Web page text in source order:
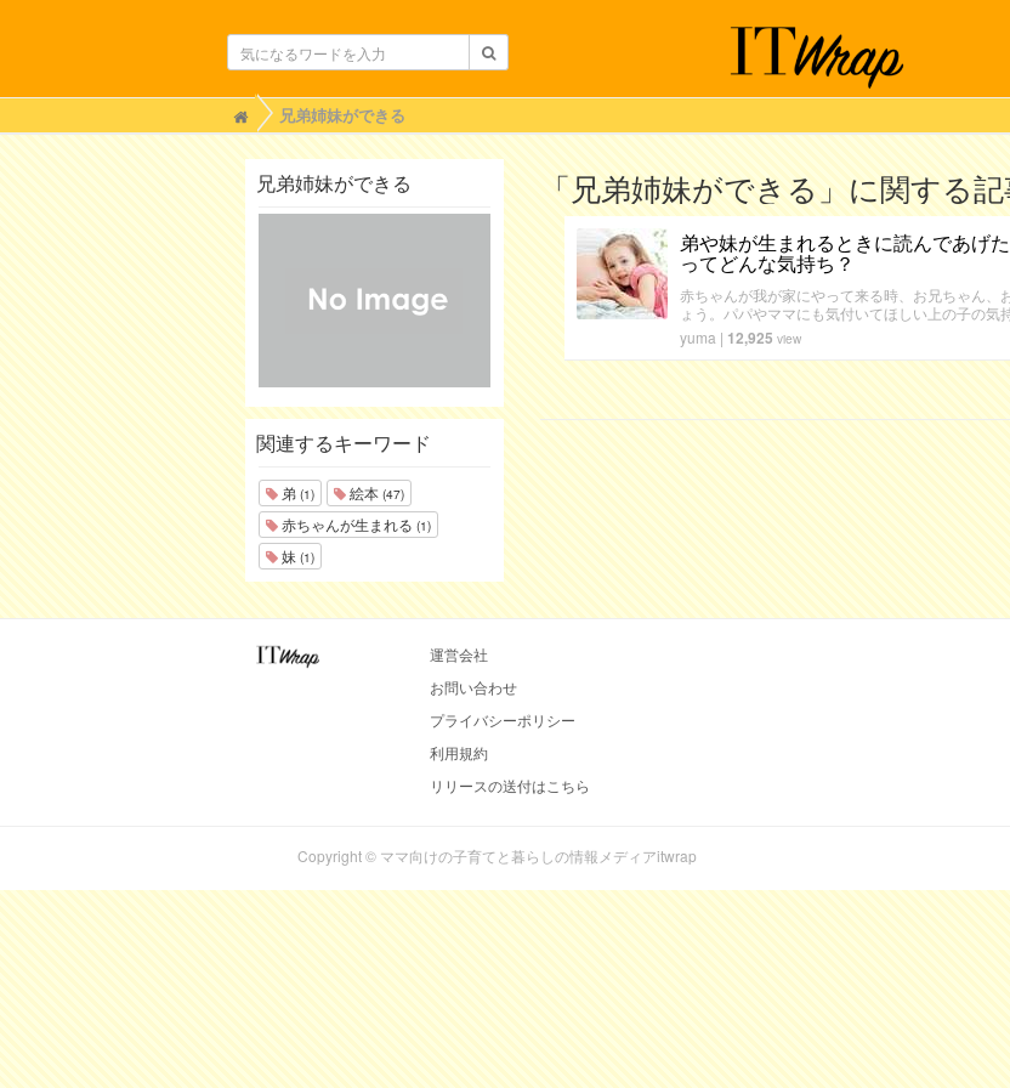
H
o
m
兄弟姉妹ができる
兄弟姉妹ができる
関連するキーワード
弟 (1) 絵本 (47)
赤ちゃんが生まれる (1)
妹 (1)
「兄弟姉妹ができる」に関する
弟や妹が生まれるときに読んであげ
ってどんな気持ち？
赤ちゃんが我が家にやって来る時、お兄ちゃん
ょう。パパやママにも気付いてほしい上の子の気
yuma | 12,925 view
運営会社
お問い合わせ
プライバシーポリシー
利用規約
リリースの送付はこちら
Copyright © ママ向けの子育てと暮らしの情報メディアitwrap